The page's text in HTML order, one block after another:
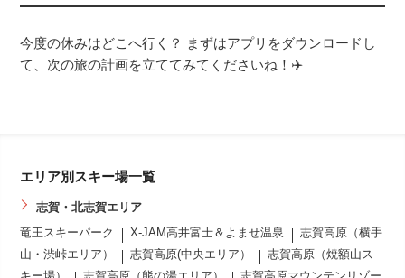
今度の休みはどこへ行く？ まずはアプリをダウンロードし
て、次の旅の計画を立ててみてくださいね！✈️
エリア別スキー場一覧
志賀・北志賀エリア
竜王スキーパーク X-JAM高井富士＆よませ温泉
志賀高原（横手
山・渋峠エリア）
志賀高原(中央エリア）
志賀高原（焼額山ス